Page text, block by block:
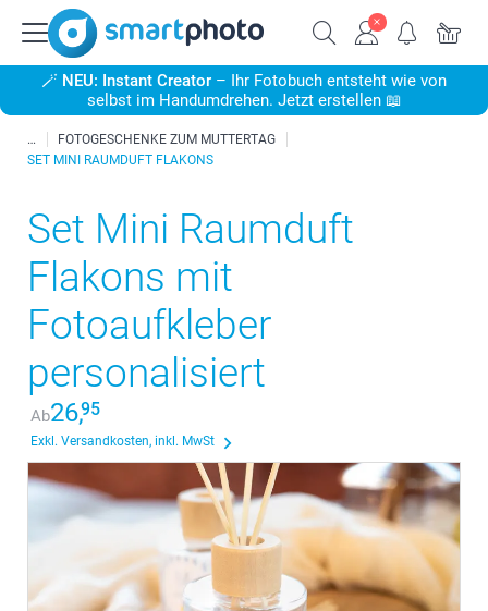
🪄 NEU: Instant Creator – Ihr Fotobuch entsteht wie von
selbst im Handumdrehen. Jetzt erstellen 📖
FOTOGESCHENKE ZUM MUTTERTAG
SET MINI RAUMDUFT FLAKONS
Set Mini Raumduft
Flakons mit
Fotoaufkleber
personalisiert
Ab26,95
Exkl. Versandkosten, inkl. MwSt